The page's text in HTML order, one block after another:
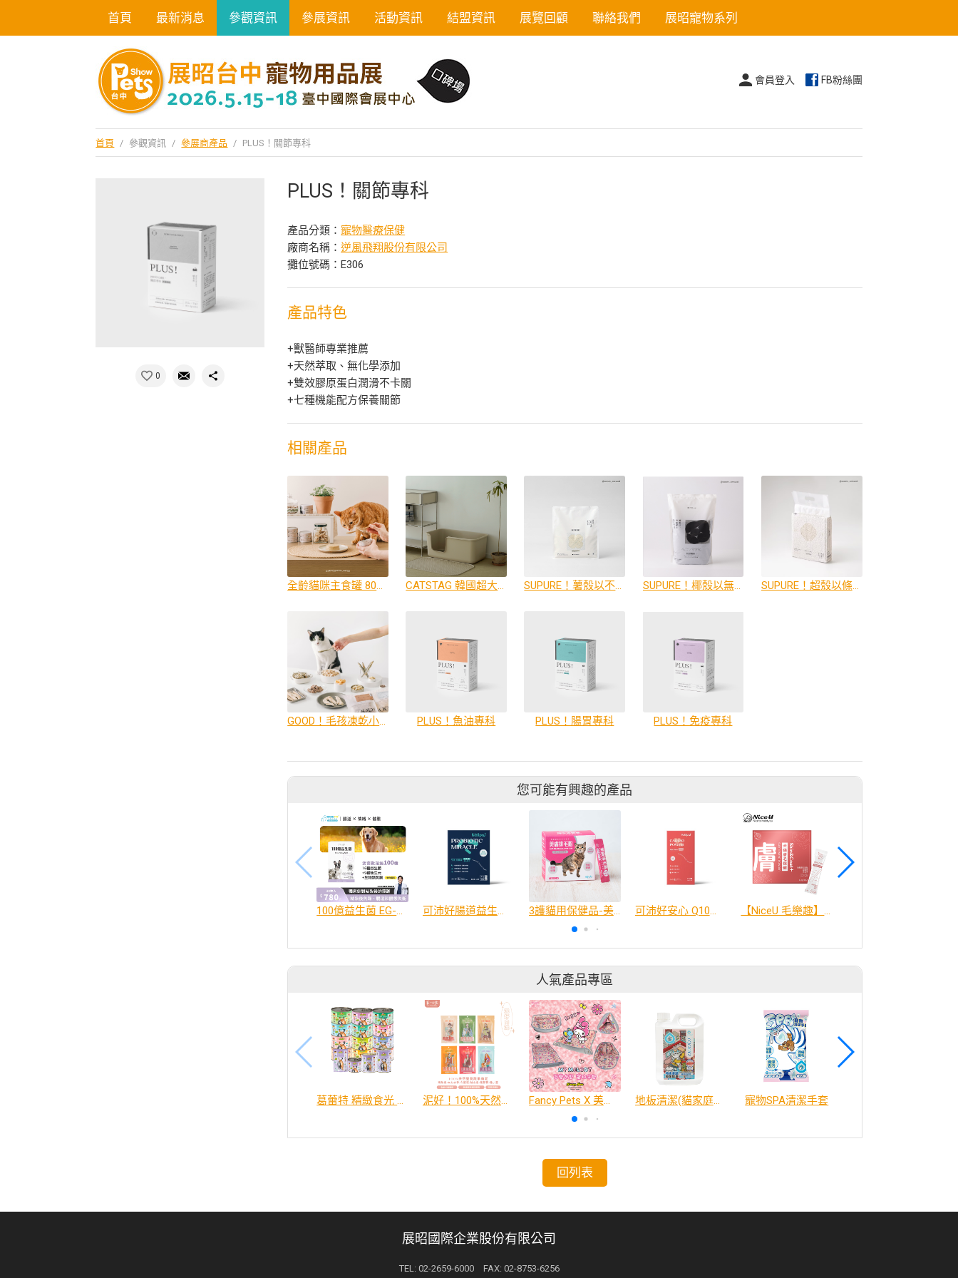
首頁 最新消息 參觀資訊 參展資訊 活動資訊 結盟資訊 展覽回顧 聯絡我們 展昭寵物系列
會員登入 FB粉絲團
首頁 / 參觀資訊 / 參展商產品 / PLUS！關節專科
0
PLUS！關節專科
產品分類：寵物醫療保健
廠商名稱：逆風飛翔股份有限公司
攤位號碼：E306
產品特色
+獸醫師專業推薦
+天然萃取、無化學添加
+雙效膠原蛋白潤滑不卡關
+七種機能配方保養關節
相關產品
全齡貓咪主食罐 80g （首創公開20營養檢驗） CATSTAG 韓國超大貓砂盆 SUPURE！薯殼以不黏木薯砂 SUPURE！椰殼以無塵礦砂 SUPURE！超殼以條型豆腐砂
GOOD！毛孩凍乾小零嘴（10 種口味） PLUS！魚油專科 PLUS！腸胃專科 PLUS！免疫專科
您可能有興趣的產品
100億益生菌 EG-P01 益結舒膠囊 可沛好腸道益生菌複合配方, 3.3公克 x 30 3護貓用保健品-美膚排毛粉 可沛好安心 Q10複合配方, 45毫升 【NiceU 毛樂趣】犬貓膚毛保健粉（30入）
人氣產品專區
葛蕾特 精緻食光 主食貓罐、貓餐包 泥好！100%天然營養蔬果肉泥 Fancy Pets X 美樂蒂 百變造型寵物睡床墊 地板清潔(貓家庭適用)2000ml 寵物SPA清潔手套
回列表
展昭國際企業股份有限公司
TEL: 02-2659-6000 FAX: 02-8753-6256